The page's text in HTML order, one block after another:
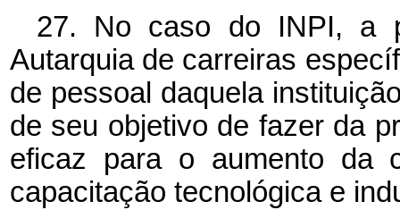
27. No caso do INPI, a
Autarquia de carreiras
de pessoal daquela
de seu objetivo de fazer da
eficaz para o aumento da
capacitação tecnológica e